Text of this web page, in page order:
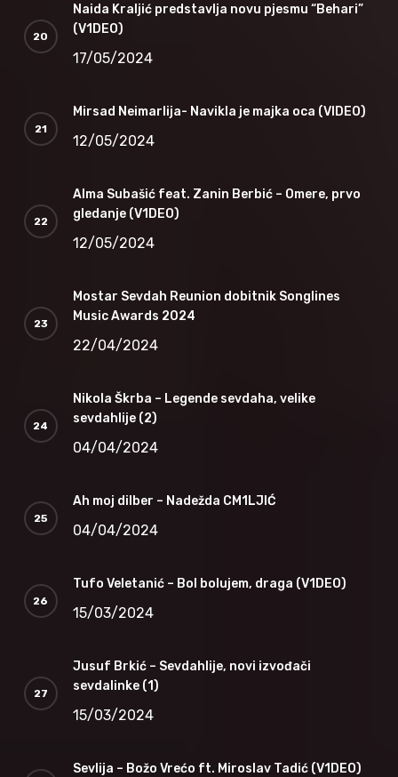
Naida Kraljić predstavlja novu pjesmu “Behari”
(V1DEO)
17/05/2024
Mirsad Neimarlija- Navikla je majka oca (VIDEO)
12/05/2024
Alma Subašić feat. Zanin Berbić – Omere, prvo
gledanje (V1DEO)
12/05/2024
Mostar Sevdah Reunion dobitnik Songlines
Music Awards 2024
22/04/2024
Nikola Škrba – Legende sevdaha, velike
sevdahlije (2)
04/04/2024
Ah moj dilber – Nadežda CM1LJIĆ
04/04/2024
Tufo Veletanić – Bol bolujem, draga (V1DEO)
15/03/2024
Jusuf Brkić – Sevdahlije, novi izvođači
sevdalinke (1)
15/03/2024
Sevlija – Božo Vrećo ft. Miroslav Tadić (V1DEO)